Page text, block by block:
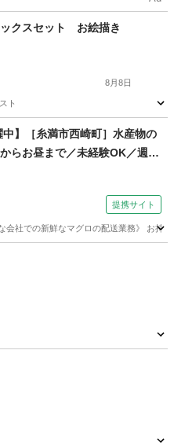
クスセット お絵描き
8月8日
ト
の他 アート
中】［糸満市西崎町］水産物の
らお昼まで／未経験OK／週休
ガソリン代／正社員登用前提
提携サイト
会社での新鮮なマグロの配送業務》 お持